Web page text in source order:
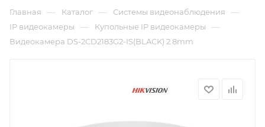
Главная — Каталог — Системы видеонаблюдения —
IP видеокамеры — Купольные IP видеокамеры —
Видеокамера DS-2CD2183G2-IS(BLACK) 2.8mm